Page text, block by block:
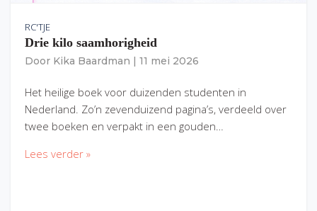
RC'TJE
Drie kilo saamhorigheid
Door Kika Baardman 11 mei 2026
Het heilige boek voor duizenden studenten in
Nederland. Zo’n zevenduizend pagina’s, verdeeld over
twee boeken en verpakt in een gouden…
Lees verder »